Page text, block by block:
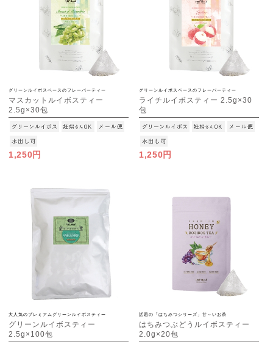
グリーンルイボスベースのフレーバーティー
マスカットルイボスティー
2.5g×30包
[M便 1/3]
1,250円
グリーンルイボスベースのフレーバーティー
ライチルイボスティー 2.5g×30
包
[M便 1/3]
1,250円
大人気のプレミアムグリーンルイボスティー
グリーンルイボスティー
2.5g×100包
話題の「はちみつシリーズ」甘～いお茶
はちみつぶどうルイボスティー
2.0g×20包